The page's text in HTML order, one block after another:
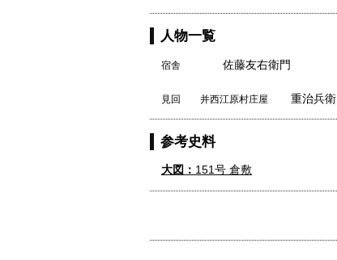
人物一覧
宿舎 佐藤友右衛門
見回 并西江原村庄屋 重治兵衛
参考史料
大図： 151号 倉敷